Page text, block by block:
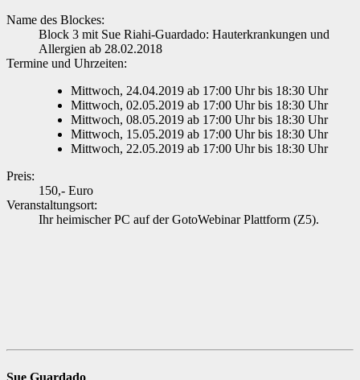
Name des Blockes:
Block 3 mit Sue Riahi-Guardado: Hauterkrankungen und
Allergien ab 28.02.2018
Termine und Uhrzeiten:
Mittwoch, 24.04.2019 ab 17:00 Uhr bis 18:30 Uhr
Mittwoch, 02.05.2019 ab 17:00 Uhr bis 18:30 Uhr
Mittwoch, 08.05.2019 ab 17:00 Uhr bis 18:30 Uhr
Mittwoch, 15.05.2019 ab 17:00 Uhr bis 18:30 Uhr
Mittwoch, 22.05.2019 ab 17:00 Uhr bis 18:30 Uhr
Preis:
150,- Euro
Veranstaltungsort:
Ihr heimischer PC auf der GotoWebinar Plattform (Z5).
Sue Guardado